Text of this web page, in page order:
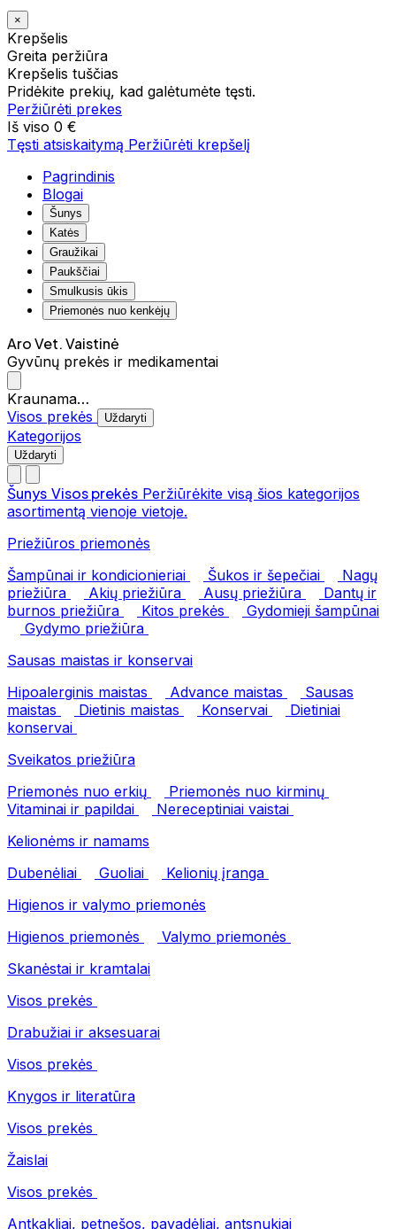
×
Krepšelis
Greita peržiūra
Krepšelis tuščias
Pridėkite prekių, kad galėtumėte tęsti.
Peržiūrėti prekes
Iš viso 0 €
Tęsti atsiskaitymą Peržiūrėti krepšelį
Pagrindinis
Blogai
Šunys
Katės
Graužikai
Paukščiai
Smulkusis ūkis
Priemonės nuo kenkėjų
Aro Vet. Vaistinė
Gyvūnų prekės ir medikamentai
Kraunama…
Visos prekės
Uždaryti
Kategorijos
Uždaryti
Šunys Visos prekės Peržiūrėkite visą šios kategorijos
asortimentą vienoje vietoje.
Priežiūros priemonės
Šampūnai ir kondicionieriai
Šukos ir šepečiai
Nagų
priežiūra
Akių priežiūra Ausų priežiūra
Dantų ir
burnos priežiūra
Kitos prekės
Gydomieji šampūnai
Gydymo priežiūra
Sausas maistas ir konservai
Hipoalerginis maistas
Advance maistas
Sausas
maistas
Dietinis maistas Konservai
Dietiniai
konservai
Sveikatos priežiūra
Priemonės nuo erkių
Priemonės nuo kirminų
Vitaminai ir papildai
Nereceptiniai vaistai
Kelionėms ir namams
Dubenėliai
Guoliai
Kelionių įranga
Higienos ir valymo priemonės
Higienos priemonės
Valymo priemonės
Skanėstai ir kramtalai
Visos prekės
Drabužiai ir aksesuarai
Visos prekės
Knygos ir literatūra
Visos prekės
Žaislai
Visos prekės
Antkakliai, petnešos, pavadėliai, antsnukiai